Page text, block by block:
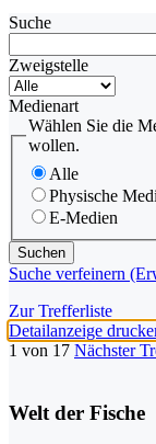
Suche
Zweigstelle
Medienart
Wählen Sie die
wollen.
Alle
Physische
E-Medien
Suche verfeinern
Zur Trefferliste
Detailanzeige
1 von 17 Nächster
Welt der Fische